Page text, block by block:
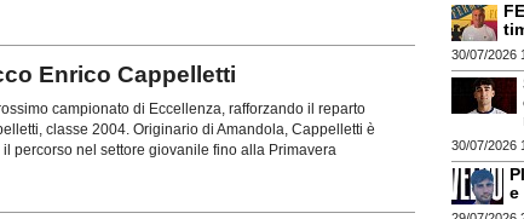
Enrico Cappelletti
campionato di Eccellenza, rafforzando il reparto
classe 2004. Originario di Amandola, Cappelletti è
percorso nel settore giovanile fino alla Primavera
30/07/2026
30/07/2026
e